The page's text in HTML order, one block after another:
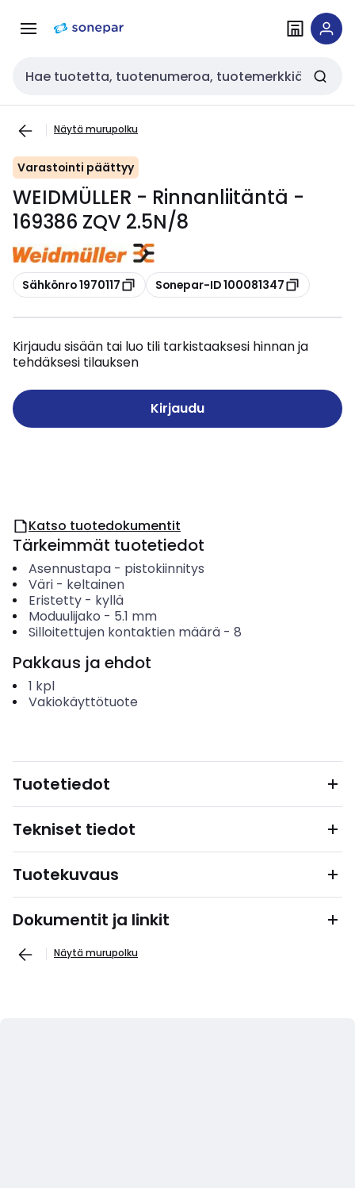
navigointiinsisältöön
Haku
Näytä murupolku
Varastointi päättyy
WEIDMÜLLER - Rinnanliitäntä -
169386 ZQV 2.5N/8
Kopioi
Sähkönro 1970117 Kopioi
Sonepar-ID 100081347
Kirjaudu sisään tai luo tili tarkistaaksesi hinnan ja
tehdäksesi tilauksen
Kirjaudu
Katso tuotedokumentit
Tärkeimmät tuotetiedot
Asennustapa- pistokiinnitys
Väri- keltainen
Eristetty- kyllä
Moduulijako - 5.1 mm
Silloitettujen kontaktien määrä- 8
Pakkaus ja ehdot
1 kpl
Vakiokäyttötuote
Tuotetiedot
Tekniset tiedot
Tuotekuvaus
Dokumentit ja linkit
Näytä murupolku